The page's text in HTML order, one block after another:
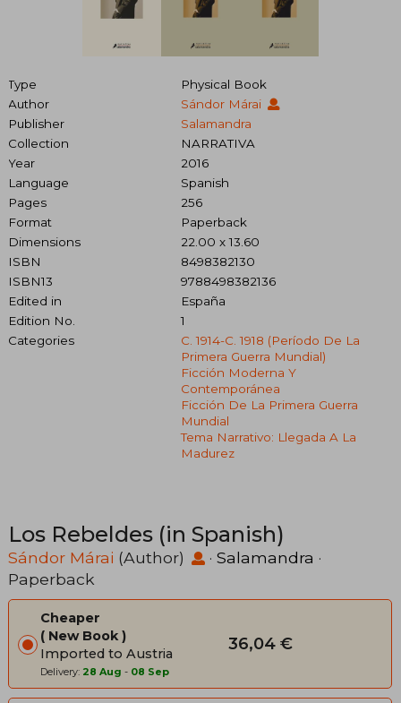
Type
Physical Book
Author
Sándor Márai
Publisher
Salamandra
Collection
NARRATIVA
Year
2016
Language
Spanish
Pages
256
Format
Paperback
Dimensions
22.00 x 13.60
ISBN
8498382130
ISBN13
9788498382136
Edited in
España
Edition No.
1
Categories
C. 1914-C. 1918 (período De La
Primera Guerra Mundial)
Ficción Moderna Y
Contemporánea
Ficción De La Primera Guerra
Mundial
Tema Narrativo: Llegada A La
Madurez
Los Rebeldes (in Spanish)
Sándor Márai (Author) · Salamandra ·
Paperback
Cheaper
New Book
Imported to Austria
Delivery: 28 Aug - 08 Sep
36,04 €